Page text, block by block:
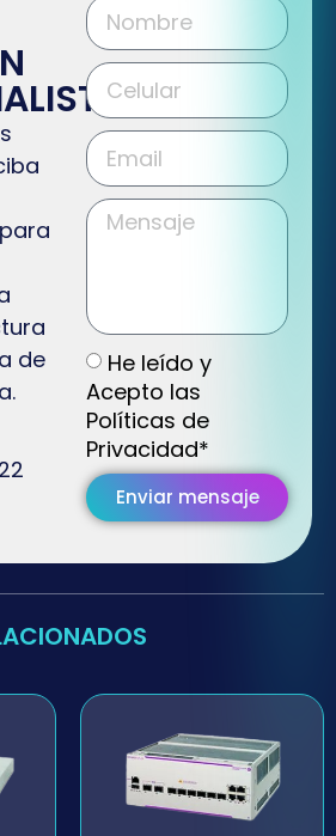
de
He leído y
Acepto las
Políticas de
Privacidad*
Enviar mensaje